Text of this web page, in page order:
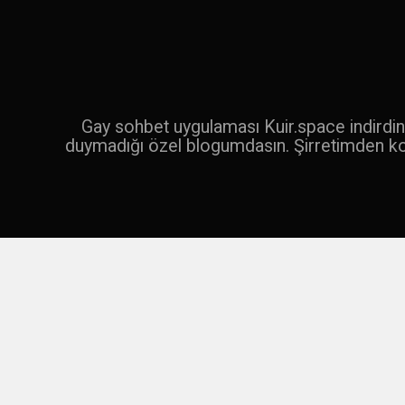
Gay sohbet uygulaması Kuir.space
duymadığı özel blogumdasın. Şirretimden